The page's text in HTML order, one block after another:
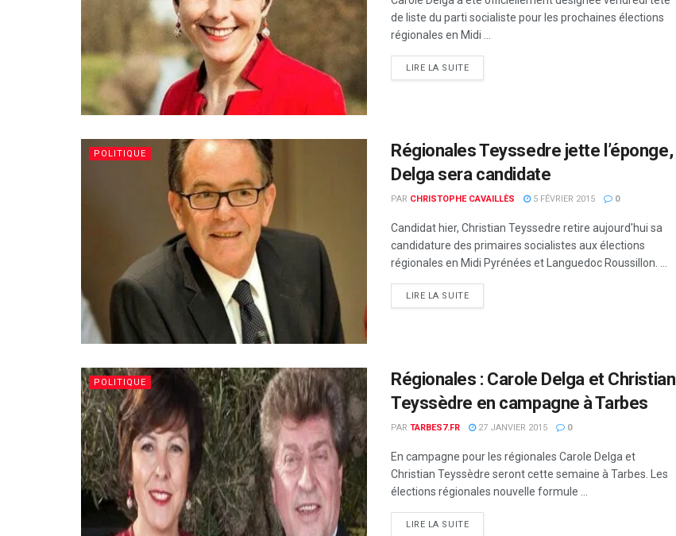
de liste du parti socialiste pour les prochaines élections
régionales en Midi ...
LIRE LA SUITEDETAILS
POLITIQUE
Régionales Teyssedre jette l’éponge,
Delga sera candidate
PAR CHRISTOPHE CAVAILLÈS 5 FÉVRIER 2015 0
Candidat hier, Christian Teyssedre retire aujourd'hui sa
candidature des primaires socialistes aux élections
régionales en Midi Pyrénées et Languedoc Roussillon. ...
LIRE LA SUITEDETAILS
POLITIQUE
Régionales : Carole Delga et Christian
Teyssèdre en campagne à Tarbes
PAR TARBES7.FR 27 JANVIER 2015 0
En campagne pour les régionales Carole Delga et
Christian Teyssèdre seront cette semaine à Tarbes. Les
élections régionales nouvelle formule ...
LIRE LA SUITEDETAILS